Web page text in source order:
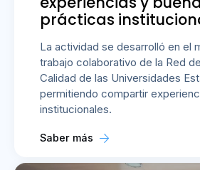
prácticas
La actividad se desarrolló en el
trabajo colaborativo de la Red
Calidad de las Universidades
permitiendo compartir
institucionales.
Saber más